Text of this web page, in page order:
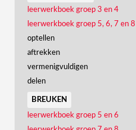
leerwerkboek groep 3 en 4
leerwerkboek groep 5, 6, 7 en 8
optellen
aftrekken
vermenigvuldigen
delen
breuken
leerwerkboek groep 5 en 6